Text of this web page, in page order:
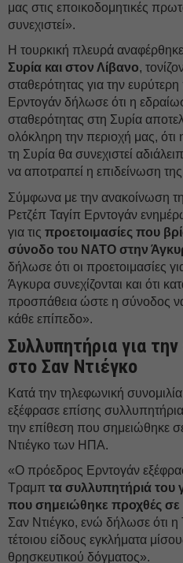
μας στις εποικοδομητικές
συνεχιστεί».
Η τουρκική πλευρά
Συρία και στον Λίβανο,
σταθερότητας για την
Ερντογάν δήλωσε ότι η
σταθερότητας στη Συρία
ολόκληρη την περιοχή μας, ότι
τη Συρία θα συνεχιστεί
να αποτραπεί η επιδείνωση
Σύμφωνα με την ανακοίνωση
Ρετζέπ Ταγίπ Ερντογάν
για τις προετοιμασίες που
σύνοδο του ΝΑΤΟ στην
δήλωσε ότι οι προετοιμασίες
Άγκυρα συνεχίζονται και ότι
προσπάθεια ώστε η σύνοδος
κάθε επίπεδο».
Συλλυπητήρια για
στο Σαν Ντιέγκο
Κατά την τηλεφωνική
εξέφρασε επίσης
την επίθεση που σημειώθηκε
Ντιέγκο των ΗΠΑ.
«Ο πρόεδρος Ερντογάν
Τραμπ τα συλλυπητήριά του
που σημειώθηκε προχθές σε
Σαν Ντιέγκο, ενώ δήλωσε ότι η
τέτοιου είδους εγκλήματα
θρησκευτικού δόγματος».